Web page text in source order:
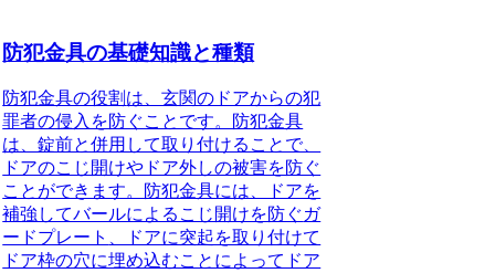
防犯金具の基礎知識と種類
防犯金具の役割 は、玄関のドアからの犯
罪者の侵入を防ぐことです。防犯金具
は、錠前と併用して取り付けることで、
ドアのこじ開けやドア外しの被害を防ぐ
ことができます。防犯金具には、ドアを
補強してバールによるこじ開けを防ぐガ
ードプレート
、ドアに突起を取り付けて
ドア枠の穴に埋め込むことによってドア